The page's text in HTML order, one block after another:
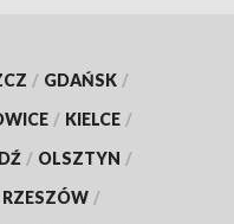
/ GDAŃSK /
/ KIELCE /
/ OLSZTYN /
RZESZÓW /